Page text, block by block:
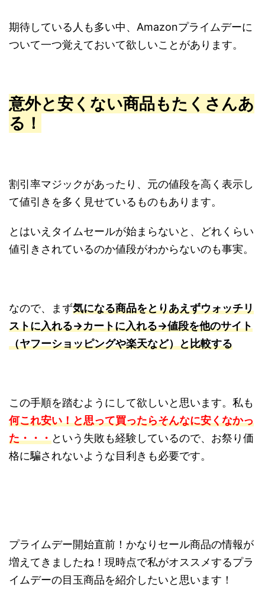
期待している人も多い中、Amazonプライムデーに
ついて一つ覚えておいて欲しいことがあります。
意外と安くない商品もたくさんあ
る！
割引率マジックがあったり、元の値段を高く表示し
て値引きを多く見せているものもあります。
とはいえタイムセールが始まらないと、どれくらい
値引きされているのか値段がわからないのも事実。
なので、まず気になる商品をとりあえずウォッチリ
ストに入れる→カートに入れる→値段を他のサイト
（ヤフーショッピングや楽天など）と比較する
この手順を踏むようにして欲しいと思います。私も
何これ安い！と思って買ったらそんなに安くなかっ
た・・・という失敗も経験しているので、お祭り価
格に騙されないような目利きも必要です。
プライムデー開始直前！かなりセール商品の情報が
増えてきましたね！現時点で私がオススメするプラ
イムデーの目玉商品を紹介したいと思います！